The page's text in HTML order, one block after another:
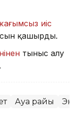
иіс
қашырды.
тыныс алу
Ауа райы